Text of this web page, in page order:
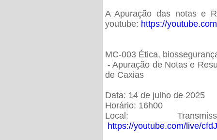
A Apuração das notas e
youtube: https://
MC-003 Ética,
- Apuração de Notas e
de Caxias
Data: 14 de julho de 2025
Horário: 16h00
Local:
https://youtube.com/live/